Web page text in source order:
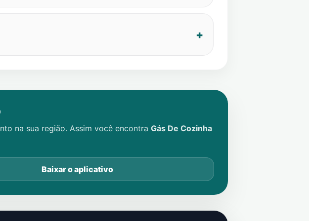
na sua região. Assim você encontra Gás De Cozinha
Baixar o aplicativo